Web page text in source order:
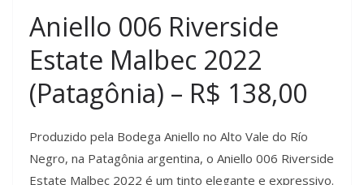
Aniello 006 Riverside
Estate Malbec 2022
(Patagônia) – R$ 138,00
Produzido pela Bodega Aniello no Alto Vale do Río
Negro, na Patagônia argentina, o Aniello 006 Riverside
Estate Malbec 2022 é um tinto elegante e expressivo.